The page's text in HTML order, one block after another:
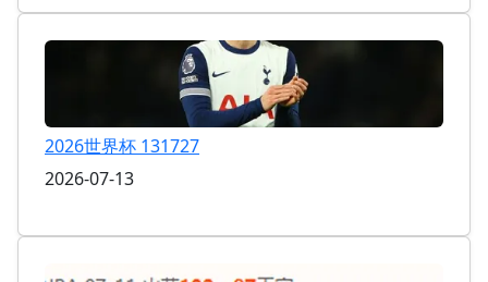
2026世界杯 131727
2026-07-13